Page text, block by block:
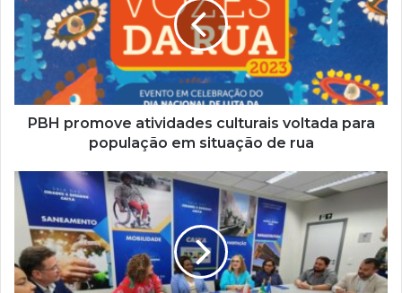
n
d
e
e
e
l
PBH promove atividades culturais voltada para
população em situação de rua